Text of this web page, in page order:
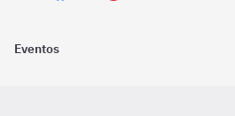
Eventos